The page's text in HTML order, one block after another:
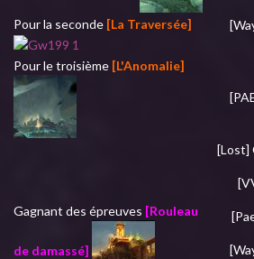
Pour la seconde [La Traversée]
Pour le troisième [L'Anomalie]
Gagnant des épreuves [Rouleau
de damassé]
[Lost]